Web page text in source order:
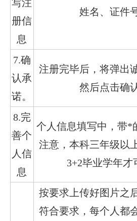
写注
册信
息
姓名、证件
7.确
认承
诺。
注册完毕后，将弹出
然后点击确
8.完
善个
人信
息
个人信息填写中，带*
注意，本科三年级以
3+2毕业学年才
按要求上传好图片之
符合要求，每个人都